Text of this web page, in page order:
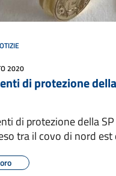
2020
di protezione
di protezione della
tra il covo di nord est